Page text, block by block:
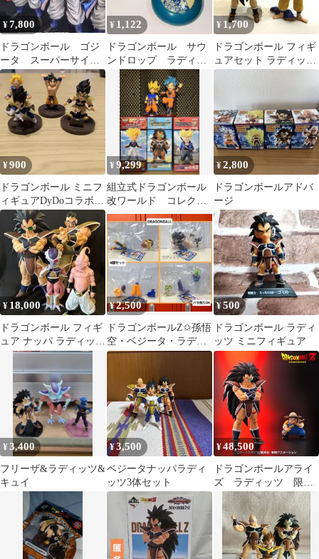
¥7,800
ドラゴンボール ゴジ
ータ スーパーサイヤ
人4 フィギュア 塗装
完成品
¥ 1,122
ドラゴンボール サウ
ンドロップ ラディッ
ツ ベジータ
¥ 1,700
ドラゴンボール フィギ
ュアセット ラディッツ
孫悟空
¥900
ドラゴンボール ミニフ
ィギュアDyDoコラボ
孫悟空×2、ベジータ、
ラディッツ
¥9,299
組立式ドラゴンボール
改ワールド コレクタ
ブルフィギュア ラデ
ィッツ トランクス
¥2,800
ドラゴンボールアドバ
ージ
¥ 18,000
ドラゴンボール フィギ
ュア ナッパ ラディッツ
フリーザ 魔人ブウ まと
め売り
¥2,500
ドラゴンボールZ✩孫悟
空・ベジータ・ラディ
ッツ・ピッコロ✩HGシ
¥500
ドラゴンボール ラディ
ッツ ミニフィギュア
¥3,400
フリーザ&ラディッツ&
キュイ
¥3,500
ベジータナッパラディ
ッツ3体セット
¥48,500
ドラゴンボールアライ
ズ ラディッツ 限定
特典付き 一番くじ